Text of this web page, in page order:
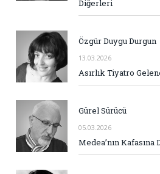
Diğerleri
Özgür Duygu Durgun
13.03.2026
Asırlık Tiyatro
Gürel Sürücü
05.03.2026
Medea’nın Kafasına